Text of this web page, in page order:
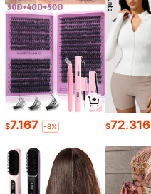
$7.167 -8% $72.316